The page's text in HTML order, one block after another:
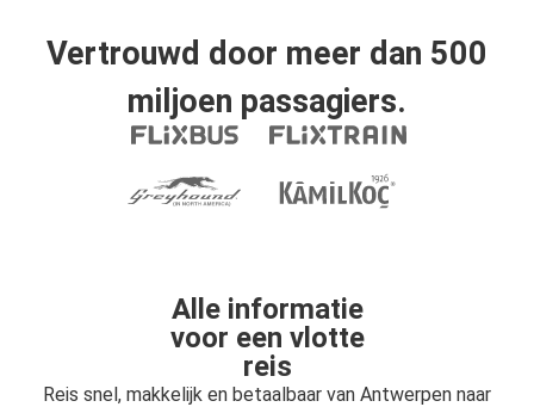
Vertrouwd door meer dan 500
miljoen passagiers.
Alle informatie
voor een vlotte
reis
Reis snel, makkelijk en betaalbaar van Antwerpen naar